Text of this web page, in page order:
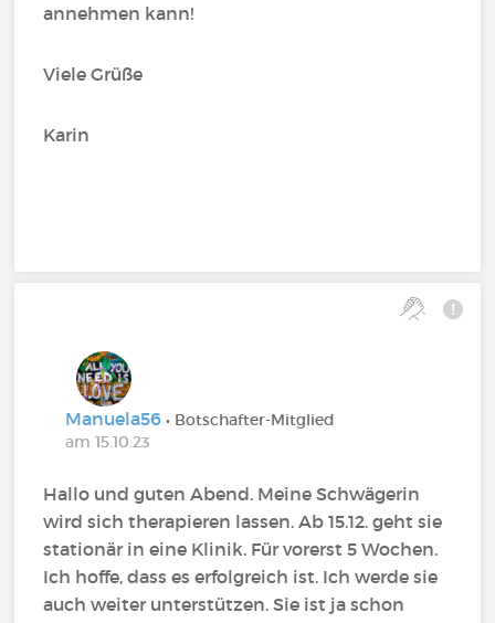
annehmen kann!
Viele Grüße
Karin
Manuela56• Botschafter-Mitglied
am 15.10.23
Hallo und guten Abend. Meine Schwägerin
wird sich therapieren lassen. Ab 15.12. geht sie
stationär in eine Klinik. Für vorerst 5 Wochen.
Ich hoffe, dass es erfolgreich ist. Ich werde sie
auch weiter unterstützen. Sie ist ja schon